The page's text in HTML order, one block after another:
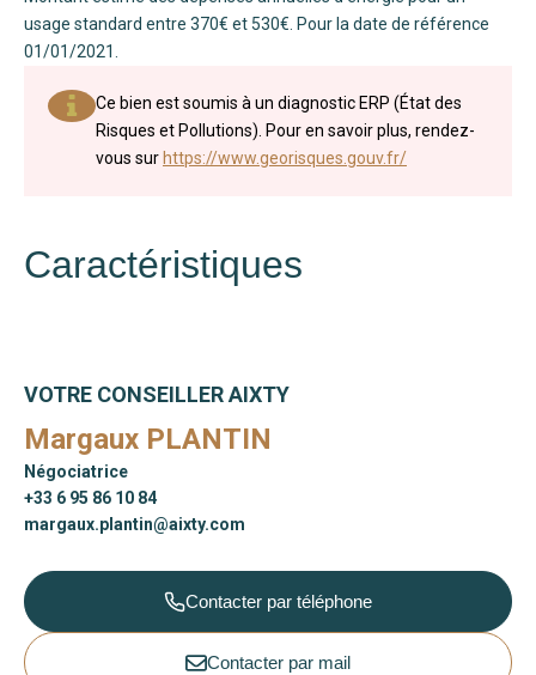
usage standard entre 370€ et 530€. Pour la date de référence
01/01/2021.
Ce bien est soumis à un diagnostic ERP (État des
Risques et Pollutions). Pour en savoir plus, rendez-
vous sur https://www.georisques.gouv.fr/
Caractéristiques
VOTRE CONSEILLER AIXTY
Margaux PLANTIN
Négociatrice
+33 6 95 86 10 84
margaux.plantin@aixty.com
Contacter par téléphone
Contacter par mail